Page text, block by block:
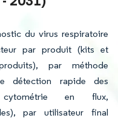
du virus respiratoire
par produit (kits et
par méthode
détection rapide des
cytométrie en flux,
par utilisateur final